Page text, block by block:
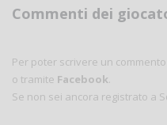
Commenti dei
Per poter scrivere un
o tramite Facebook.
Se non sei ancora registrato a